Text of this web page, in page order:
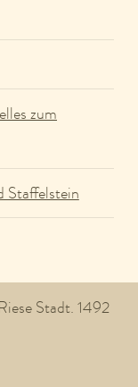
zum
Staffelstein
Stadt. 1492